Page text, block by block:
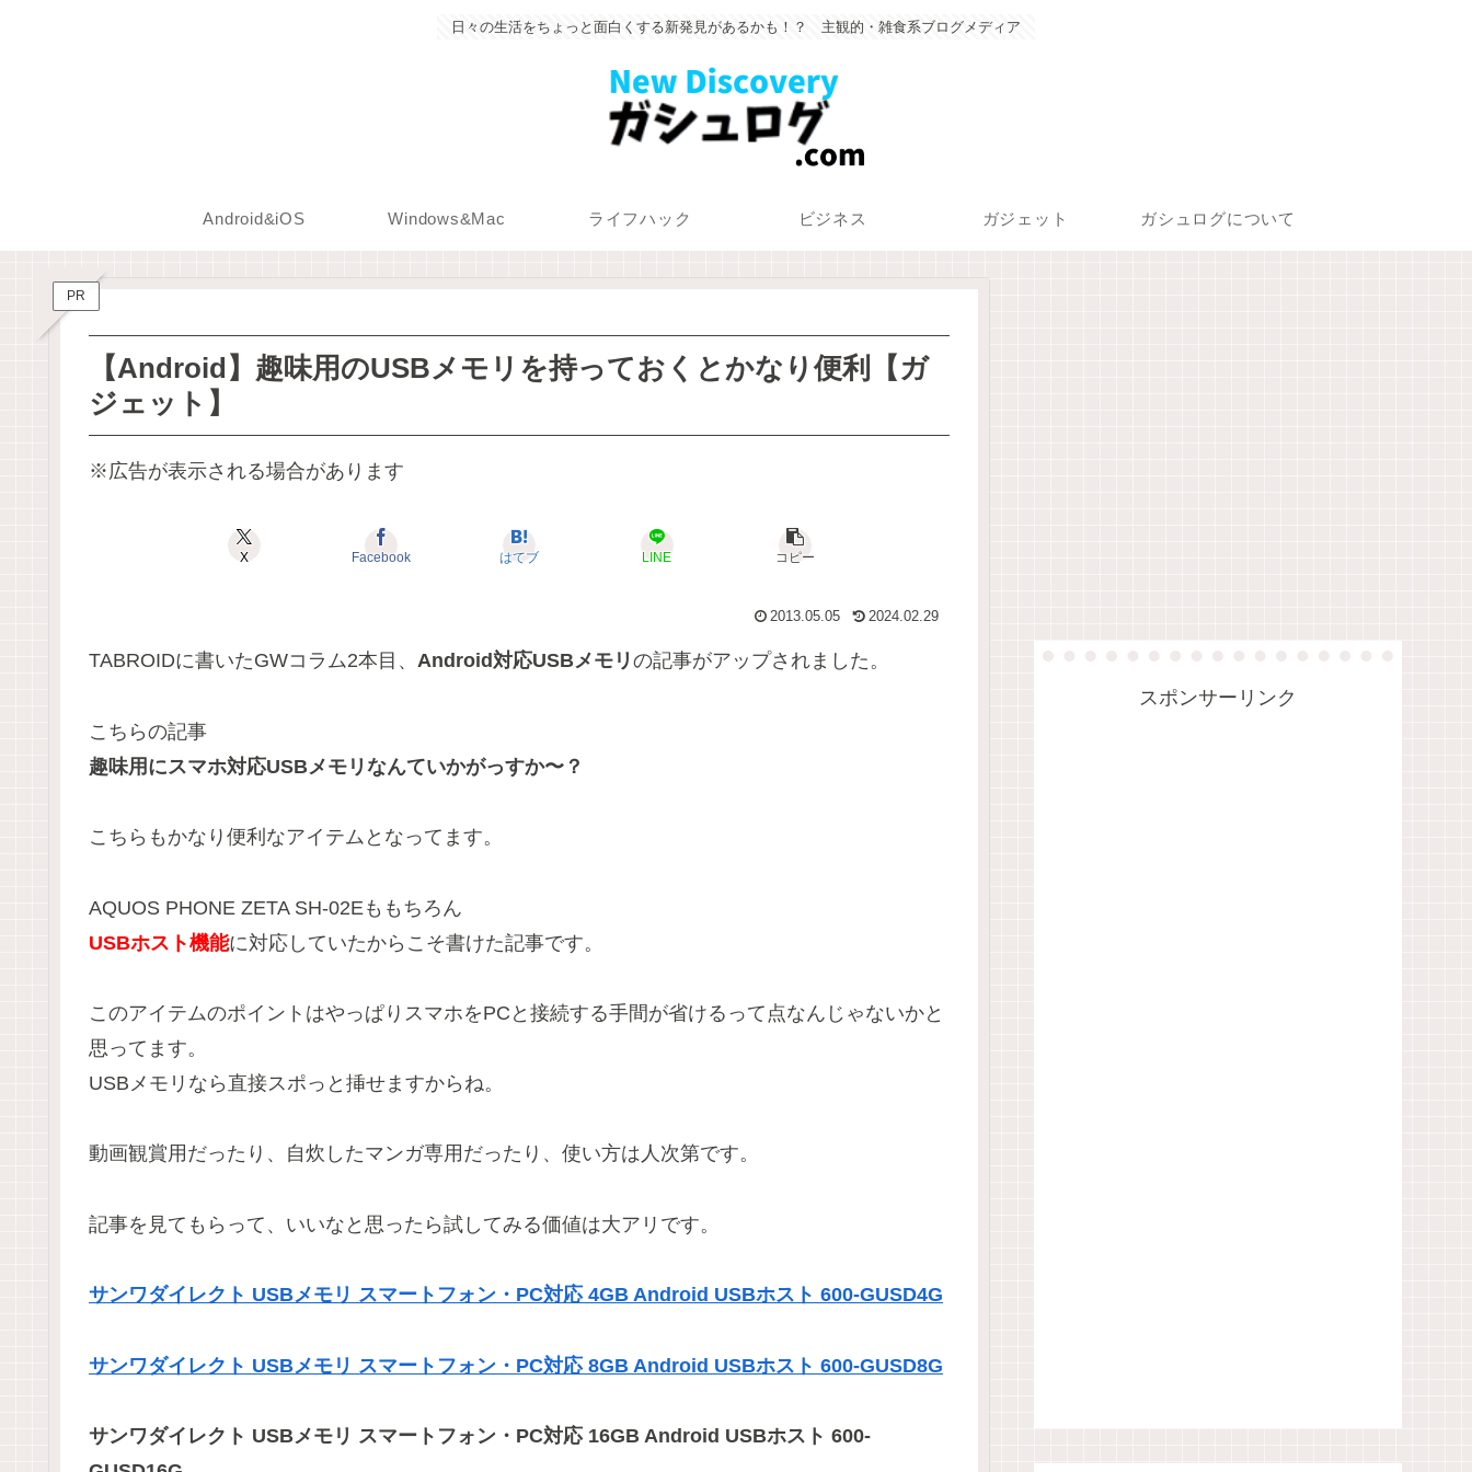
日々の生活をちょっと面白くする新発見があるかも！？ 主観的・雑食系ブログメディア
Android&iOS Windows&Mac ライフハック ビジネス ガジェット ガシュログについて
PR
【Android】趣味用のUSBメモリを持っておくとかなり便利【ガ
ジェット】
※広告が表示される場合があります
X Facebook はてブ LINE コピー
2013.05.05 2024.02.29
TABROIDに書いたGWコラム2本目、 Android対応USBメモリ の記事がアップされました。
こちらの記事
趣味用にスマホ対応USBメモリなんていかがっすか〜？
こちらもかなり便利なアイテムとなってます。
AQUOS PHONE ZETA SH-02Eももちろん
USBホスト機能に対応していたからこそ書けた記事です。
このアイテムのポイントはやっぱりスマホをPCと接続する手間が省けるって点なんじゃないかと
思ってます。
USBメモリなら直接スポっと挿せますからね。
動画観賞用だったり、自炊したマンガ専用だったり、使い方は人次第です。
記事を見てもらって、いいなと思ったら試してみる価値は大アリです。
サンワダイレクト USBメモリ スマートフォン・PC対応 4GB Android USBホスト 600-GUSD4G
サンワダイレクト USBメモリ スマートフォン・PC対応 8GB Android USBホスト 600-GUSD8G
サンワダイレクト USBメモリ スマートフォン・PC対応 16GB Android USBホスト 600-
スポンサーリンク